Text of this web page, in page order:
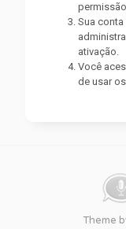
Sua
ativação.
Você
de usar
Theme